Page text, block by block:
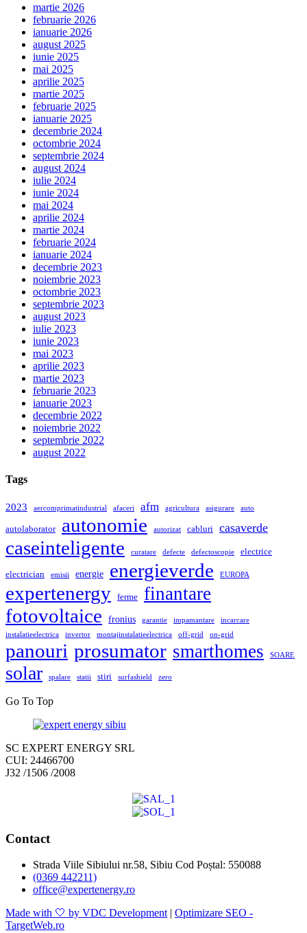
martie 2026
februarie 2026
ianuarie 2026
august 2025
iunie 2025
mai 2025
aprilie 2025
martie 2025
februarie 2025
ianuarie 2025
decembrie 2024
octombrie 2024
septembrie 2024
august 2024
iulie 2024
iunie 2024
mai 2024
aprilie 2024
martie 2024
februarie 2024
ianuarie 2024
decembrie 2023
noiembrie 2023
octombrie 2023
septembrie 2023
august 2023
iulie 2023
iunie 2023
mai 2023
aprilie 2023
martie 2023
februarie 2023
ianuarie 2023
decembrie 2022
noiembrie 2022
septembrie 2022
august 2022
Tags
2023 aercomprimatindustrial afaceri afm agricultura asigurare auto
autolaborator autonomie autorizat cabluri casaverde
caseinteligente curatare defecte defectoscopie electrice
electrician emisii energie energieverde EUROPA
expertenergy ferme finantare
fotovoltaice fronius garantie impamantare
incarcare
instalatieelectrica
invertor montajinstalatieelectrica off-grid on-grid
panouri prosumator smarthomes SOARE
solar spalare statii stiri surfashield zero
Go To Top
SC EXPERT ENERGY SRL
CUI: 24466700
J32 /1506 /2008
Contact
Strada Viile Sibiului nr.58, Sibiu Cod Poștal: 550088
(0369 442211)
office@expertenergy.ro
Made with 🤍 by VDC Development| Optimizare SEO -
TargetWeb.ro